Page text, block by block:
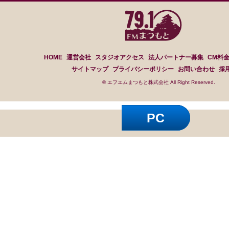
HOME 運営会社 スタジオアクセス 法人パートナー募集 CM料
サイトマップ
プライバシーポリシー お問い合わせ 採
© エフエムまつもと株式会社 All Right Reserved.
PC